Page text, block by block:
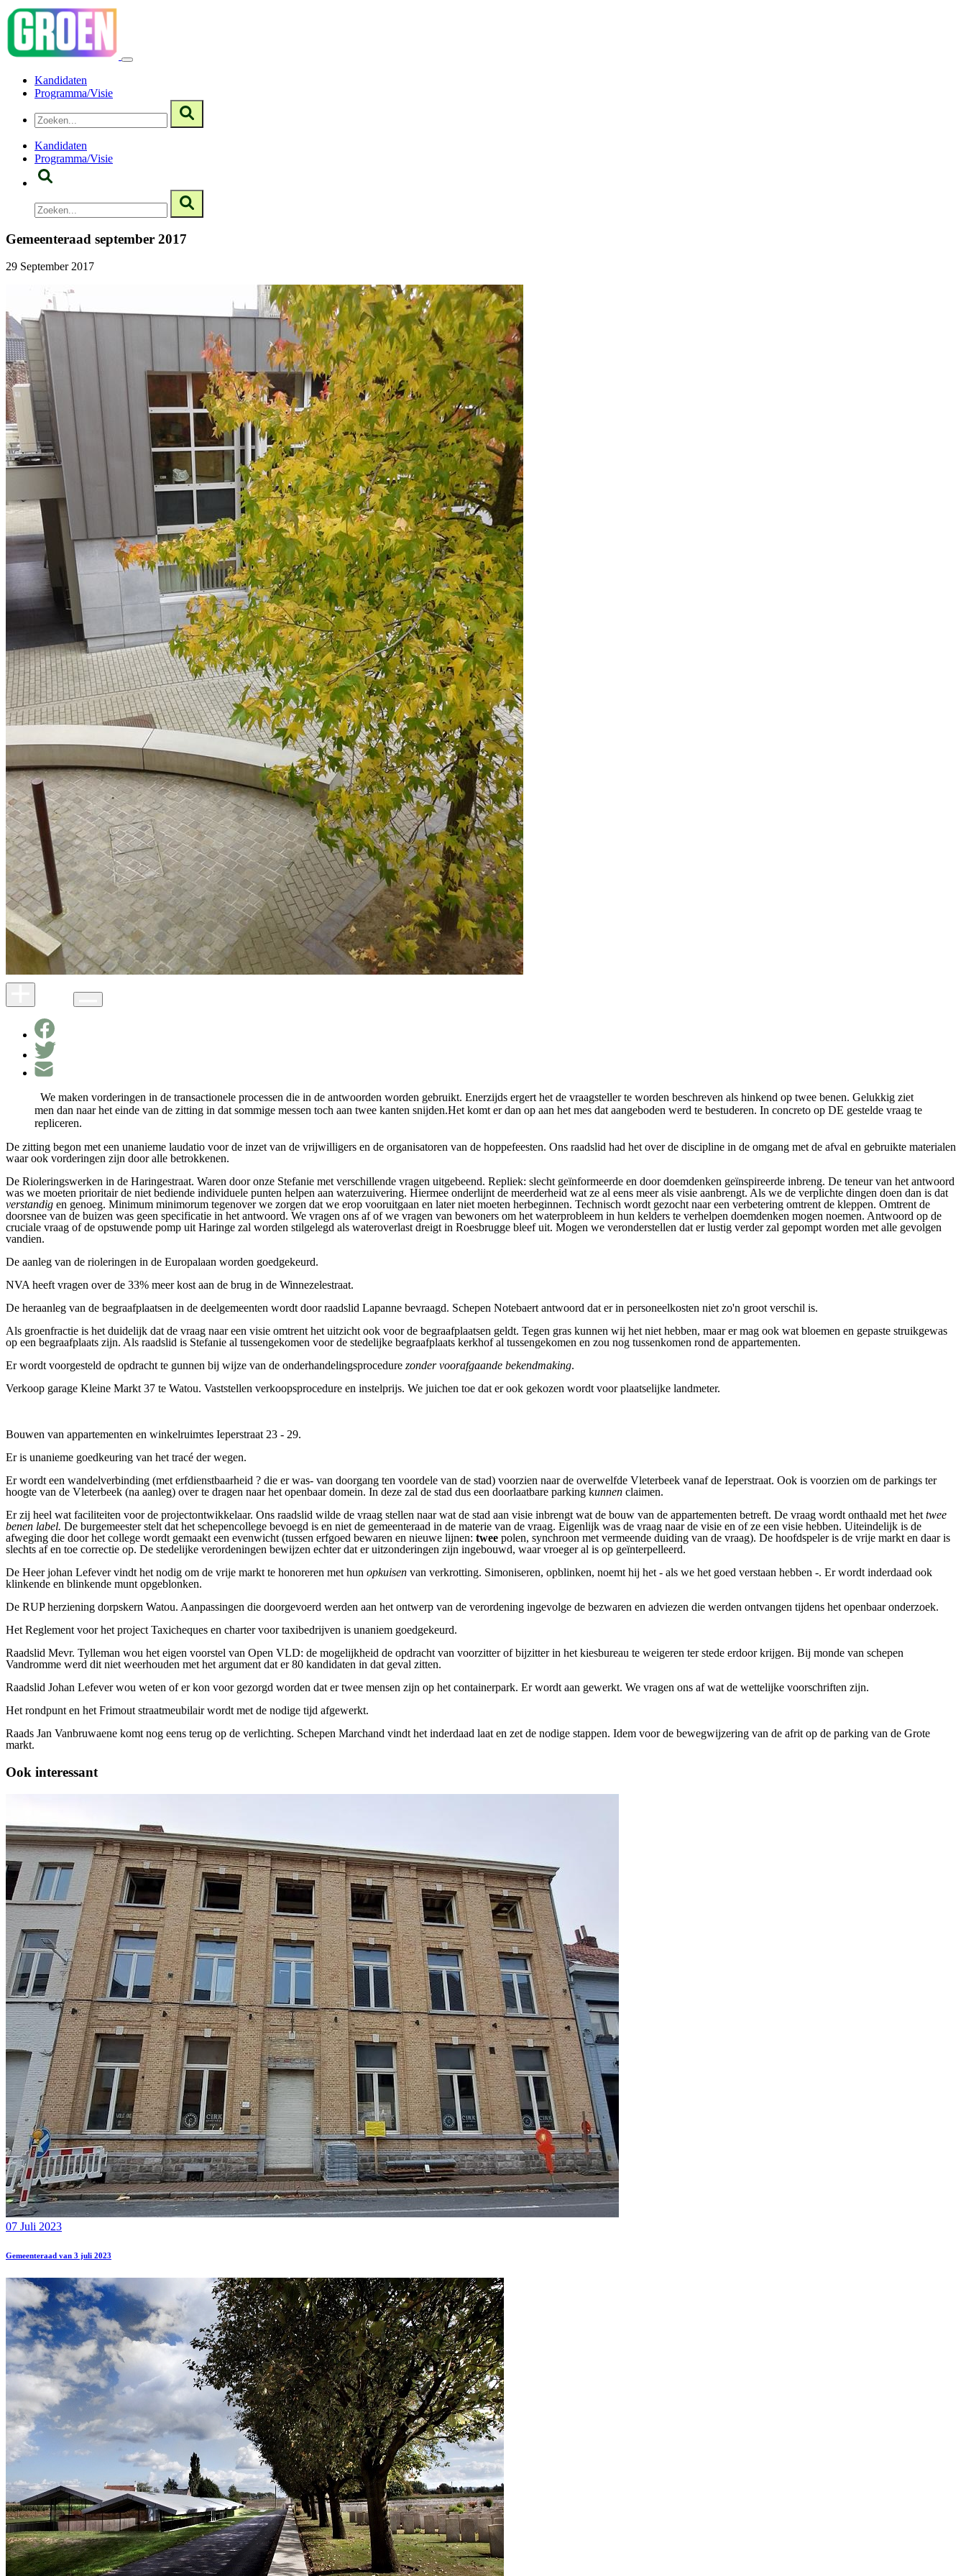
Kandidaten
Programma/Visie
Kandidaten
Programma/Visie
Gemeenteraad september 2017
29 September 2017
We maken vorderingen in de transactionele processen die in de antwoorden worden gebruikt. Enerzijds ergert het de vraagsteller te worden beschreven als hinkend op twee benen. Gelukkig ziet
men dan naar het einde van de zitting in dat sommige messen toch aan twee kanten snijden.Het komt er dan op aan het mes dat aangeboden werd te bestuderen. In concreto op DE gestelde vraag te
repliceren.
De zitting begon met een unanieme laudatio voor de inzet van de vrijwilligers en de organisatoren van de hoppefeesten. Ons raadslid had het over de discipline in de omgang met de afval en gebruikte materialen
waar ook vorderingen zijn door alle betrokkenen.
De Rioleringswerken in de Haringestraat. Waren door onze Stefanie met verschillende vragen uitgebeend. Repliek: slecht geïnformeerde en door doemdenken geïnspireerde inbreng. De teneur van het antwoord
was we moeten prioritair de niet bediende individuele punten helpen aan waterzuivering. Hiermee onderlijnt de meerderheid wat ze al eens meer als visie aanbrengt. Als we de verplichte dingen doen dan is dat
verstandig en genoeg. Minimum minimorum tegenover we zorgen dat we erop vooruitgaan en later niet moeten herbeginnen. Technisch wordt gezocht naar een verbetering omtrent de kleppen. Omtrent de
doorsnee van de buizen was geen specificatie in het antwoord. We vragen ons af ofwe vragen van bewoners om het waterprobleem in hun kelders te verhelpen doemdenken mogen noemen. Antwoord op de
cruciale vraag of de opstuwende pomp uit Haringe zal worden stilgelegd als wateroverlast dreigt in Roesbrugge bleef uit. Mogen we veronderstellen dat er lustig verder zal gepompt worden met alle gevolgen
vandien.
De aanleg van de rioleringen in de Europalaan worden goedgekeurd.
NVA heeft vragen over de 33% meer kost aan de brug in de Winnezelestraat.
De heraanleg van de begraafplaatsen in de deelgemeenten wordt door raadslid Lapanne bevraagd. Schepen Notebaert antwoord dat er in personeelkosten niet zo'n groot verschil is.
Als groenfractie is het duidelijk dat de vraag naar een visie omtrent het uitzicht ook voor de begraafplaatsen geldt. Tegen gras kunnen wij het niet hebben, maar er mag ook wat bloemen en gepaste struikgewas
op een begraafplaats zijn. Als raadslid is Stefanie al tussengekomen voor de stedelijke begraafplaats kerkhof al tussengekomen en zou nog tussenkomen rond de appartementen.
Er wordt voorgesteld de opdracht te gunnen bij wijze van de onderhandelingsprocedure zonder voorafgaande bekendmaking.
Verkoop garage Kleine Markt 37 te Watou. Vaststellen verkoopsprocedure en instelprijs. We juichen toe dat er ook gekozen wordt voor plaatselijke landmeter.
Bouwen van appartementen en winkelruimtes Ieperstraat 23 - 29.
Er is unanieme goedkeuring van het tracé der wegen.
Er wordt een wandelverbinding (met erfdienstbaarheid ? die er was- van doorgang ten voordele van de stad) voorzien naar de overwelfde Vleterbeek vanaf de Ieperstraat. Ook is voorzien om de parkings ter
hoogte van de Vleterbeek (na aanleg) over te dragen naar het openbaar domein. In deze zal de stad dus een doorlaatbare parking kunnen claimen.
Er zij heel wat faciliteiten voor de projectontwikkelaar. Ons raadslid wilde de vraag stellen naar wat de stad aan visie inbrengt wat de bouw van de appartementen betreft. De vraag wordt onthaald met hettwee
benen label. De burgemeesterstelt dat het schepencollege bevoegd is en niet de gemeenteraad in de materie van de vraag. Eigenlijk was de vraag naar de visie en of ze een visie hebben. Uiteindelijk is de
afweging die door het college wordt gemaakt een evenwicht (tussen erfgoed bewaren en nieuwe lijnen: twee polen, synchroon met vermeende duiding van de vraag). De hoofdspeler is de vrije markt en daar is
slechts af en toe correctie op. De stedelijke verordeningen bewijzen echter dat er uitzonderingen zijn ingebouwd, waar vroeger al is op geïnterpelleerd.
De Heer johan Lefever vindt het nodig om de vrije markt te honoreren met hun opkuisen van verkrotting. Simoniseren, opblinken, noemt hij het- als we het goed verstaan hebben -. Er wordt inderdaad ook
klinkende en blinkende munt opgeblonken.
De RUP herziening dorpskern Watou. Aanpassingen die doorgevoerd werden aan het ontwerp van de verordening ingevolge de bezwaren en adviezen die werden ontvangen tijdens het openbaar onderzoek.
Het Reglement voor het project Taxicheques en charter voor taxibedrijven is unaniem goedgekeurd.
Raadslid Mevr. Tylleman wou het eigen voorstel van Open VLD: de mogelijkheid de opdracht van voorzitter of bijzitter in het kiesbureau te weigeren ter stede erdoor krijgen. Bij monde van schepen
Vandromme werd dit niet weerhouden met het argument dat er 80 kandidaten in dat geval zitten.
Raadslid Johan Lefeverwou weten of er kon voor gezorgd worden dat er twee mensen zijn op het containerpark. Er wordt aan gewerkt. We vragen ons af wat de wettelijke voorschriften zijn.
Het rondpunt en het Frimout straatmeubilair wordt met de nodige tijd afgewerkt.
Raads Jan Vanbruwaene komt nog eens terug op de verlichting. Schepen Marchand vindt het inderdaad laat en zet de nodige stappen. Idem voor de bewegwijzering van de afrit op de parking van de Grote
markt.
Ook interessant
07 Juli 2023
Gemeenteraad van 3 juli 2023